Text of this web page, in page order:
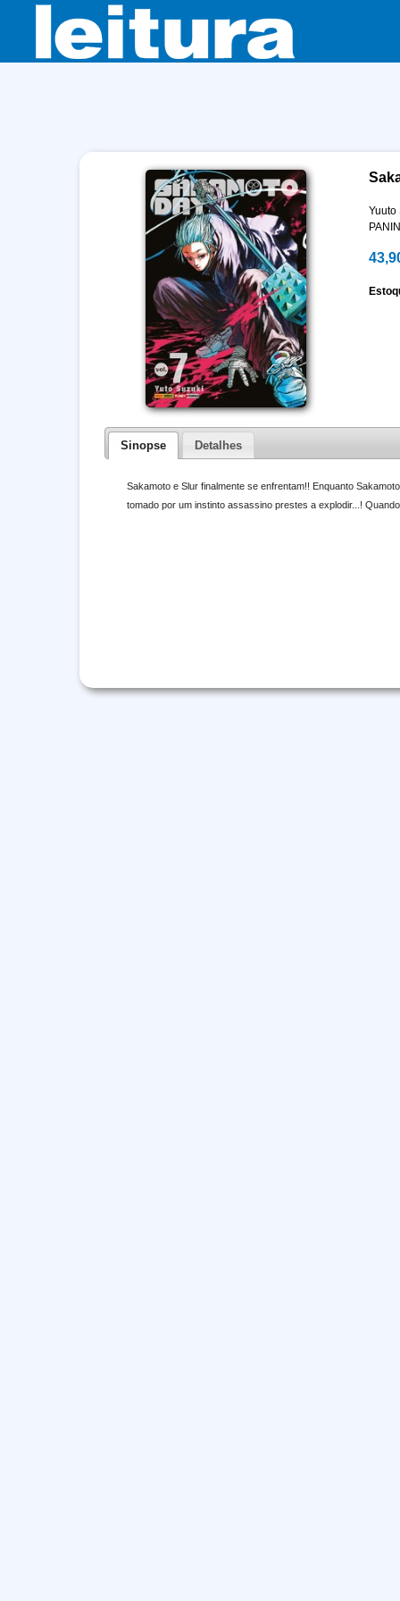
Yuuto
Sinopse Detalhes
Sakamoto e Slur finalmente se enfrentam!! Enquanto
tomado por um instinto assassino prestes a explodir...!